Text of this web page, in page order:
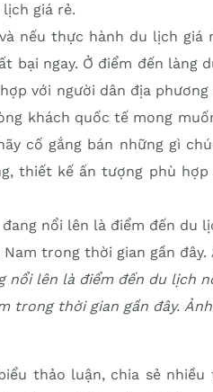
giá rẻ.
nếu thực hành du lịch giá
bại ngay. Ở điểm đến làng
với người dân địa
khách quốc tế mong
cố gắng bán những gì
thiết kế ấn tượng phù
nổi lên là điểm đến du lịch
trong thời gian gần đây.
thảo luận, chia sẻ